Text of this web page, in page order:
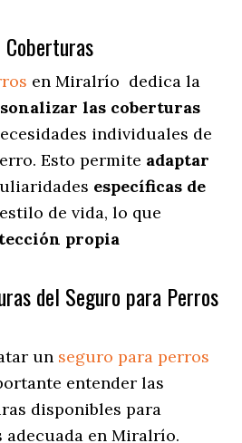
Coberturas
en Miralrío dedica la
las coberturas
individuales de
Esto permite adaptar
específicas de
de vida, lo que
propia
del Seguro para Perros
un seguro para perros
entender las
disponibles para
adecuada en Miralrío.